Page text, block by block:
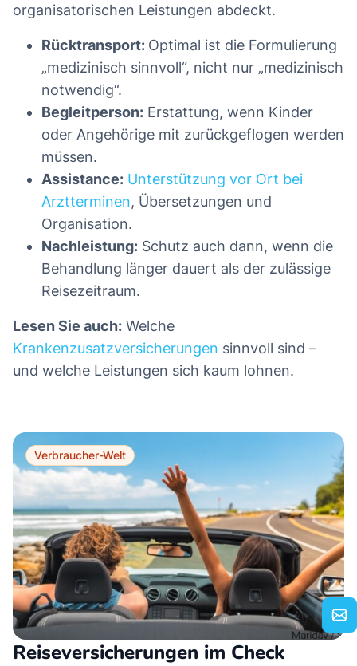
organisatorischen Leistungen abdeckt.
Rücktransport: Optimal ist die Formulierung
„medizinisch sinnvoll“, nicht nur „medizinisch
notwendig“.
Begleitperson: Erstattung, wenn Kinder
oder Angehörige mit zurückgeflogen werden
müssen.
Assistance: Unterstützung vor Ort bei
Arztterminen, Übersetzungen und
Organisation.
Nachleistung: Schutz auch dann, wenn die
Behandlung länger dauert als der zulässige
Reisezeitraum.
Lesen Sie auch: Welche
Krankenzusatzversicherungen sinnvoll sind –
und welche Leistungen sich kaum lohnen.
Verbraucher-Welt
Reiseversicherungen im Check